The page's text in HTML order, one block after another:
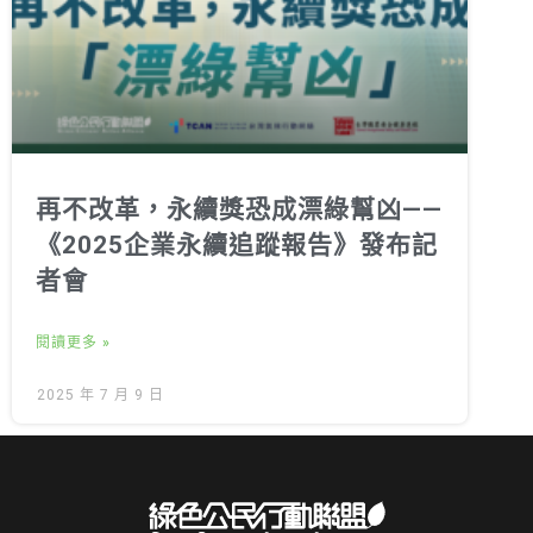
再不改革，永續獎恐成漂綠幫凶——
《2025企業永續追蹤報告》發布記
者會
閱讀更多 »
2025 年 7 月 9 日